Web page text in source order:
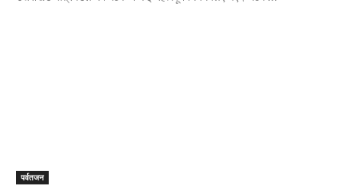
पर्वतजन